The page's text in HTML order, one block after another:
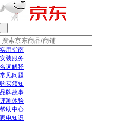
实用指南
安装服务
名词解释
常见问题
购买须知
品牌故事
评测体验
帮助中心
家电知识